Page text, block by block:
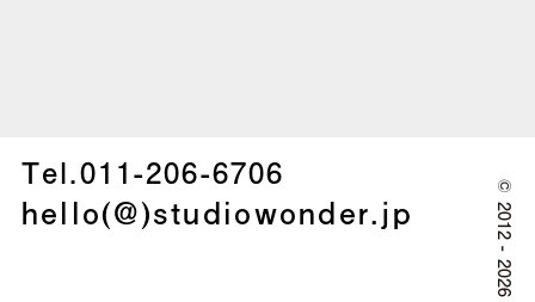
Tel.011-206-6706
hello(@)studiowonder.jp
©